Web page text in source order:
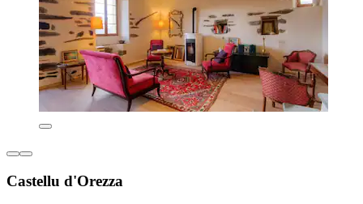
Castellu d'Orezza